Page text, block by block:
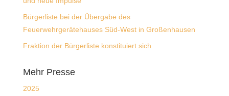
Bürgerliste bei der Übergabe des
Feuerwehrgerätehauses Süd-West in Großenhausen
Fraktion der Bürgerliste konstituiert sich
Mehr Presse
2025